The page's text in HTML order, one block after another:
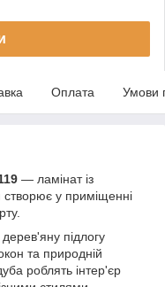
Оплата Умови
— ламінат із
у приміщенні
підлогу
та природній
роблять інтер'єр